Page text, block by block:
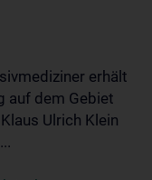
erhält
auf dem Gebiet
Ulrich Klein